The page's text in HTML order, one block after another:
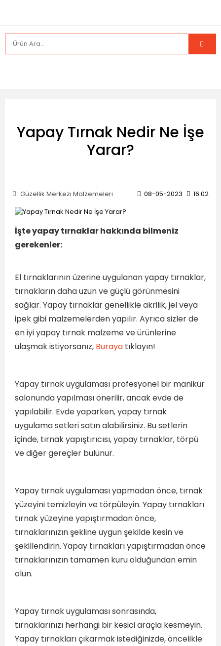
Yapay Tırnak Nedir Ne İşe
Yarar?
Güzellik Merkezi Malzemeleri 08-05-2023 16:02
İşte yapay tırnaklar hakkında bilmeniz
gerekenler:
El tırnaklarının üzerine uygulanan yapay tırnaklar,
tırnakların daha uzun ve güçlü görünmesini
sağlar. Yapay tırnaklar genellikle akrilik, jel veya
ipek gibi malzemelerden yapılır. Ayrıca sizler de
en iyi yapay tırnak malzeme ve ürünlerine
ulaşmak istiyorsanız, Buraya tıklayın!
Yapay tırnak uygulaması profesyonel bir manikür
salonunda yapılması önerilir, ancak evde de
yapılabilir. Evde yaparken, yapay tırnak
uygulama setleri satın alabilirsiniz. Bu setlerin
içinde, tırnak yapıştırıcısı, yapay tırnaklar, törpü
ve diğer gereçler bulunur.
Yapay tırnak uygulaması yapmadan önce, tırnak
yüzeyini temizleyin ve törpüleyin. Yapay tırnakları
tırnak yüzeyine yapıştırmadan önce,
tırnaklarınızın şekline uygun şekilde kesin ve
şekillendirin. Yapay tırnakları yapıştırmadan önce
tırnaklarınızın tamamen kuru olduğundan emin
olun.
Yapay tırnak uygulaması sonrasında,
tırnaklarınızı herhangi bir kesici araçla kesmeyin.
Yapay tırnakları çıkarmak istediğinizde, öncelikle